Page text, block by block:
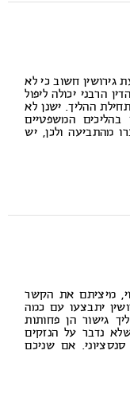
חשוב כי לא
יכולה ליפול
ההליך. ישנן לא
המשפטיים
ולכן, יש
מיציתם את הקשר
יתבצעו עם כמה
הן פחותות
נדבר על הנזקים
אם שניכם